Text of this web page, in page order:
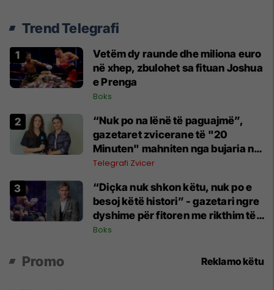
Trend Telegrafi
Vetëm dy raunde dhe miliona euro
në xhep, zbulohet sa fituan Joshua
e Prenga
Boks
“Nuk po na lënë të paguajmë”,
gazetaret zvicerane të "20
Minuten" mahniten nga bujaria në
Kosovë
Telegrafi Zvicer
“Diçka nuk shkon këtu, nuk po e
besoj këtë histori” - gazetari ngre
dyshime për fitoren me rikthim të
Joshuas
Boks
Promo Reklamo këtu